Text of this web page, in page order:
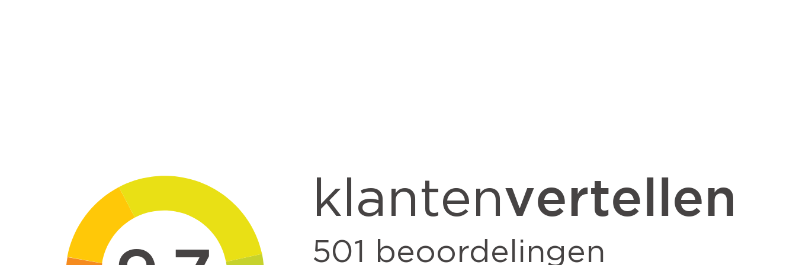
klantenvertellen
501 beoordelingen